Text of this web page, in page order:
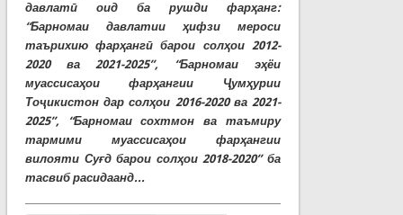
давлатӣ оид ба рушди фарҳанг:
“Барномаи давлатии ҳифзи мероси
таърихию фарҳангӣ барои солҳои 2012-
2020 ва 2021-2025”, “Барномаи эҳёи
муассисаҳои фарҳангии Ҷумҳурии
Тоҷикистон дар солҳои 2016-2020 ва 2021-
2025”, “Барномаи сохтмон ва таъмиру
тармими муассисаҳои фарҳангии
вилояти Суғд барои солҳои 2018-2020” ба
тасвиб расидаанд...